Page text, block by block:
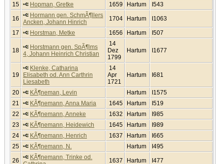
15 Hopman, Gretke 1659 Hartum I543
16
Hormann gen. SchmÃ¶llers
Ancken, Johann Hinrich
1704 Hartum I1063
17 Horstman, Metke 1656 Hartum I507
18
Horstmann gen. SpÃ¶lms
4, Johann Heinrich Christian
14
Dez
1799
Hartum I1677
19
Klenke, Catharina
Elisabeth od. Ann Carthrin
Liesabeth
14
Apr
1721
Hartum I681
20 KÃ¶neman, Levin Hartum
I1575
21
KÃ¶nemann, Anna Maria 1645 Hartum
I519
22
KÃ¶nemann, Anneke 1632 Hartum
I985
23
KÃ¶nemann, Heidewich 1645 Hartum
I989
24
KÃ¶nemann, Henrich 1637 Hartum
I665
25
KÃ¶nemann, N. Hartum I495
26
KÃ¶nemann, Trinke od.
1637 Hartum I477